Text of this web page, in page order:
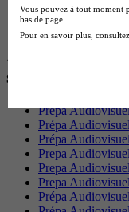
Autres villes
sa Prépa
Prépa
Prépa
Prépa
Prepa
Prepa
Prepa
Prépa
Vous pouvez à tout moment
bas de page.
Pour en savoir plus,